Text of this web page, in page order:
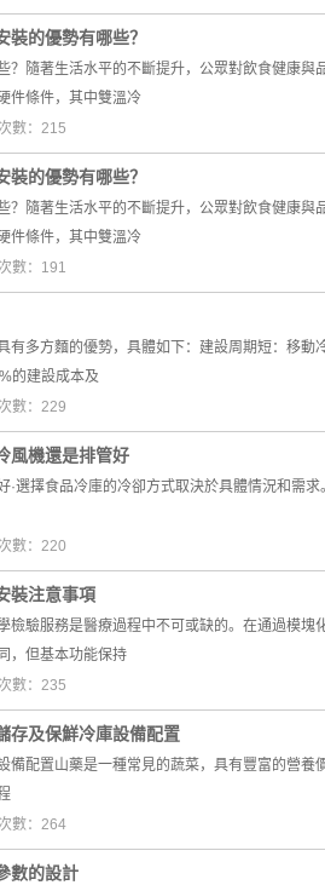
裝的優勢有哪些？
？隨著生活水平的不斷提升，公眾對飲食健康
件條件，其中雙溫冷
數：215
裝的優勢有哪些？
？隨著生活水平的不斷提升，公眾對飲食健康
件條件，其中雙溫冷
數：191
有多方麵的優勢，具體如下：建設周期短：移
的建設成本及
數：229
風機還是排管好
·選擇食品冷庫的冷卻方式取決於具體情況和需
數：220
裝注意事項
檢驗服務是醫療過程中不可或缺的。在通過模
，但基本功能保持
數：235
存及保鮮冷庫設備配置
備配置山藥是一種常見的蔬菜，具有豐富的營
數：264
數的設計